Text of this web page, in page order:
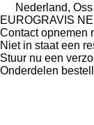
Nederland, Oss
EUROGRAVIS
Contact opnemen
Niet in staat een
Stuur nu een
Onderdelen